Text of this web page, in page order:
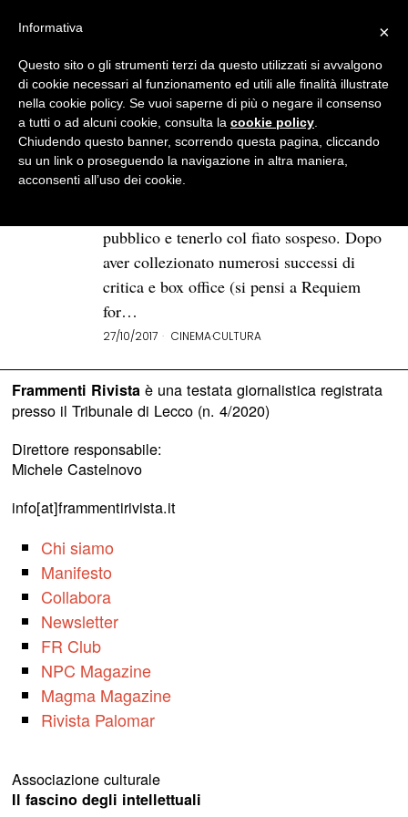
BROWSE TAG
Darren Aronofsky
L’utopia profetica in “Madre!”
di Darren Aronofsky
Darren Aronofsky, regista e sceneggiatore
pubblico e tenerlo col fiato sospeso. Dopo
aver collezionato numerosi successi di
critica e box office (si pensi a Requiem
for…
27/10/2017 CINEMA·CULTURA
Frammenti Rivistaè una testata giornalistica registrata
presso il Tribunale di Lecco (n. 4/2020)
Direttore responsabile:
Michele Castelnovo
info[at]frammentirivista.it
Chi siamo
Manifesto
Collabora
Newsletter
FR Club
NPC Magazine
Magma Magazine
Rivista Palomar
Associazione culturale
Il fascino degli intellettuali
×
Informativa
Questo sito o gli strumenti terzi da questo utilizzati si avvalgono
di cookie necessari al funzionamento ed utili alle finalità illustrate
nella cookie policy. Se vuoi saperne di più o negare il consenso
a tutti o ad alcuni cookie, consulta la cookie policy
Chiudendo questo banner, scorrendo questa pagina, cliccando
su un link o proseguendo la navigazione in altra maniera,
acconsenti all’uso dei cookie.